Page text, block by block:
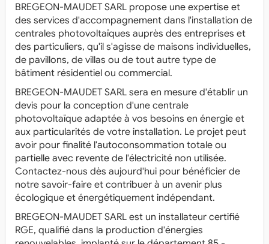
BREGEON-MAUDET SARL propose une expertise et
des services d'accompagnement dans l'installation de
centrales photovoltaïques auprès des entreprises et
des particuliers, qu'il s'agisse de maisons individuelles,
de pavillons, de villas ou de tout autre type de
bâtiment résidentiel ou commercial.
BREGEON-MAUDET SARL sera en mesure d'établir un
devis pour la conception d'une centrale
photovoltaïque adaptée à vos besoins en énergie et
aux particularités de votre installation. Le projet peut
avoir pour finalité l'autoconsommation totale ou
partielle avec revente de l'électricité non utilisée.
Contactez-nous dès aujourd'hui pour bénéficier de
notre savoir-faire et contribuer à un avenir plus
écologique et énergétiquement indépendant.
BREGEON-MAUDET SARL est un installateur certifié
RGE, qualifié dans la production d'énergies